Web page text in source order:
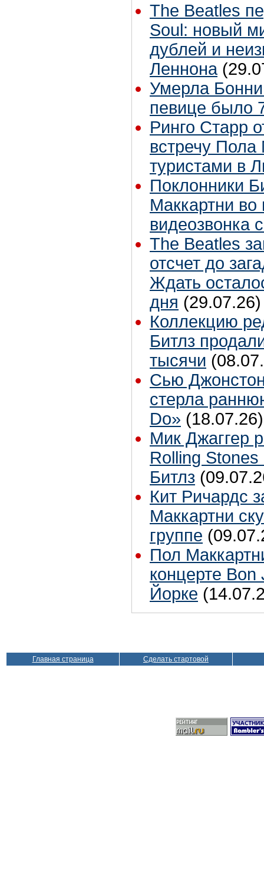
The Beatles
Soul: новый
дублей и
Леннона
Умерла
певице было
Ринго Старр
встречу Пола
туристами в
Поклонники
Маккартни во
видеозвонка
The Beatles
отсчет до
Ждать
дня (29.07.26)
Коллекцию
Битлз
тысячи
Сью
стерла
Do» (18.07.26)
Мик Джаггер
Rolling Stones
Битлз
Кит Ричардс
Маккартни
группе
Пол
концерте
Йорке
Главная страница Сделать стартовой